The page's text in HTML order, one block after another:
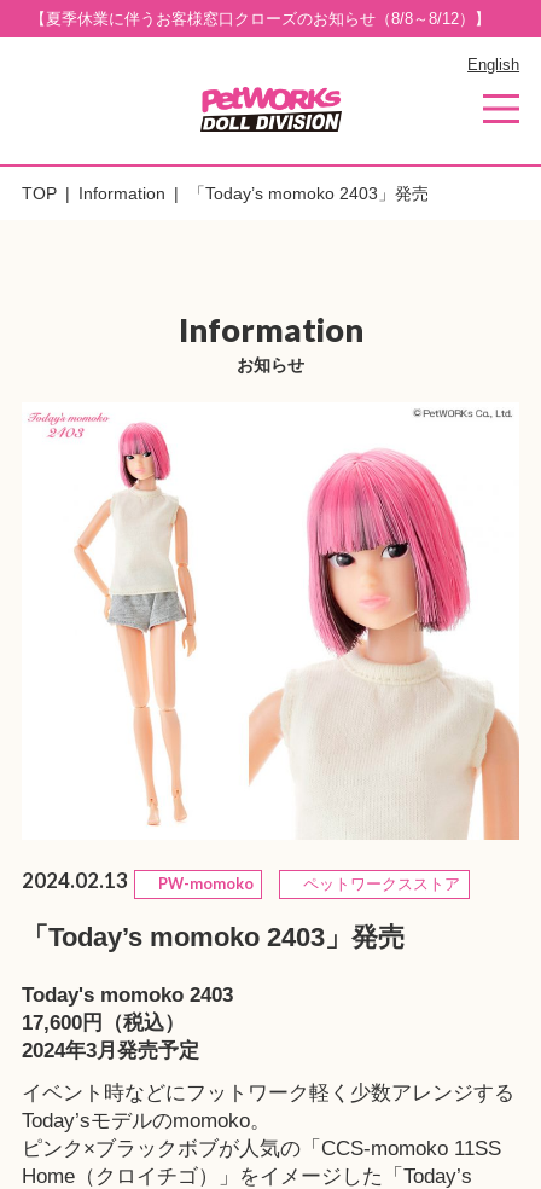
【夏季休業に伴うお客様窓口クローズのお知らせ（8/8～8/12）】
English
TOP Information 「Today’s momoko 2403」発売
Information
お知らせ
2024.02.13 PW-momoko ペットワークスストア
「Today’s momoko 2403」発売
Today's momoko 2403
17,600円（税込）
2024年3月発売予定
イベント時などにフットワーク軽く少数アレンジする
Today’sモデルのmomoko。
ピンク×ブラックボブが人気の「 CCS-momoko 11SS
Home（クロイチゴ）
」をイメージした「Today’s